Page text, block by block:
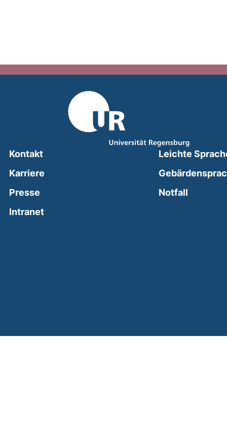
Kontakt
Karriere
Presse
Intranet(external link, opens in a new window)
Leichte
Notfall